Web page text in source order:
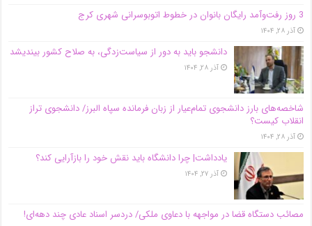
3 روز رفت‌وآمد رایگان بانوان در خطوط اتوبوسرانی شهری کرج
آذر ۲۸, ۱۴۰۴
دانشجو باید به دور از سیاست‌زدگی، به صلاح کشور بیندیشد
آذر ۲۸, ۱۴۰۴
شاخصه‌های بارز دانشجوی تمام‌عیار از زبان فرمانده سپاه البرز/ دانشجوی تراز
انقلاب کیست؟
آذر ۲۸, ۱۴۰۴
یادداشت| چرا دانشگاه باید نقش خود را بازآرایی کند؟
آذر ۲۷, ۱۴۰۴
مصائب دستگاه قضا در مواجهه با دعاوی ملکی/ دردسر اسناد عادی چند‌ دهه‌ای!